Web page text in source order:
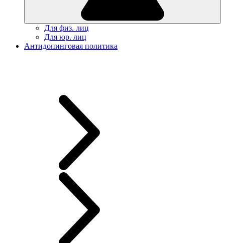
Для физ. лиц
Для юр. лиц
Антидопинговая политика